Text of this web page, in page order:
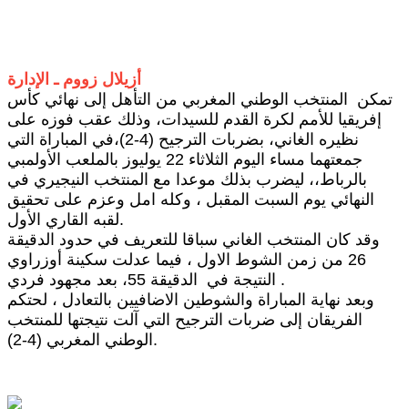
أزيلال زووم ـ الإدارة
تمكن المنتخب الوطني المغربي من التأهل إلى نهائي كأس
إفريقيا للأمم لكرة القدم للسيدات، وذلك عقب فوزه على
نظيره الغاني، بضربات الترجيح (4-2)،في المباراة التي
جمعتهما مساء اليوم الثلاثاء 22 يوليوز بالملعب الأولمبي
بالرباط،، ليضرب بذلك موعدا مع المنتخب النيجيري في
النهائي يوم السبت المقبل ، وكله امل وعزم على تحقيق
لقبه القاري الأول.
وقد كان المنتخب الغاني سباقا للتعريف في حدود الدقيقة
26 من زمن الشوط الاول ، فيما عدلت سكينة أوزراوي
النتيجة في الدقيقة 55، بعد مجهود فردي .
وبعد نهاية المباراة والشوطين الاضافيين بالتعادل ، لحتكم
الفريقان إلى ضربات الترجيح التي آلت نتيجتها للمنتخب
الوطني المغربي (4-2).